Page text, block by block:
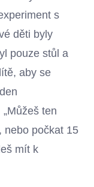
s
děti byly
pouze stůl a
aby se
ten
nebo počkat 15
mít k